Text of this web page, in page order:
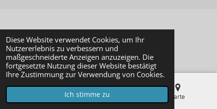
Diese Website verwendet Cookies, um Ihr
Nutzererlebnis zu verbessern und
maßgeschneiderte Anzeigen anzuzeigen. Die
fortgesetzte Nutzung dieser Website bestätigt
Ihre Zustimmung zur Verwendung von Cookies.
Ich stimme zu
© 2023 - 2026 Modellbaustudio-Online
Mit Unterstützung vonWebador
Telefon Karte